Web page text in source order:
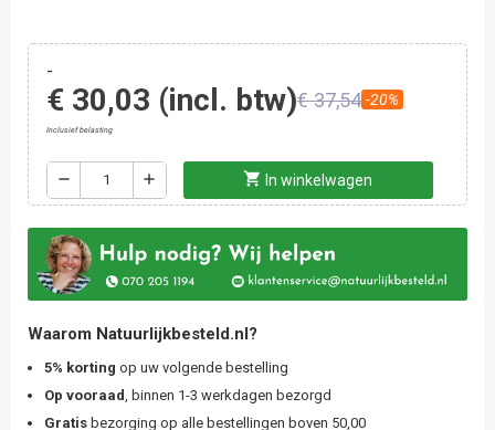
-
€ 30,03 (incl. btw)€ 37,54 -20%
Inclusief belasting
remove add shopping_cart In winkelwagen
Waarom Natuurlijkbesteld.nl?
5% korting op uw volgende bestelling
Op vooraad
, binnen 1-3 werkdagen bezorgd
Gratis bezorging op alle bestellingen boven 50,00